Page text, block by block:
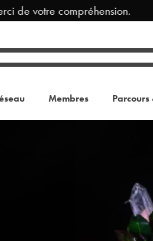
votre compréhension.
Membres